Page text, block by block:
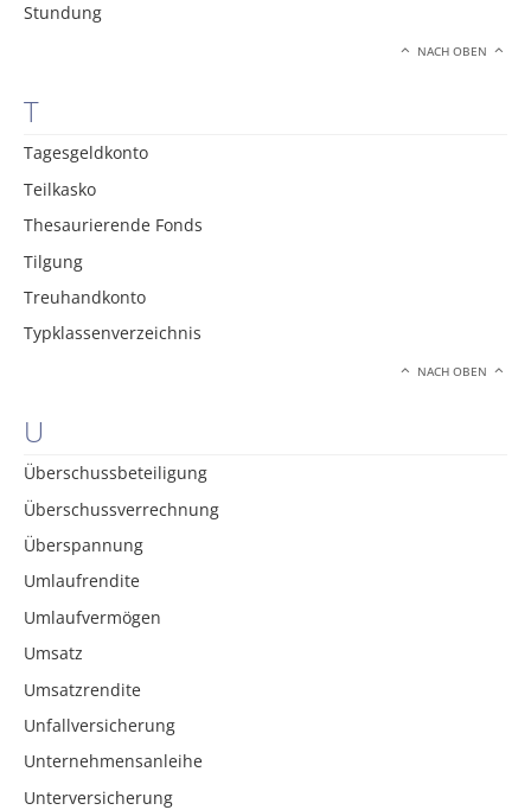
Stundung
NACH OBEN
T
Tagesgeldkonto
Teilkasko
Thesaurierende Fonds
Tilgung
Treuhandkonto
Typklassenverzeichnis
NACH OBEN
U
Überschussbeteiligung
Überschussverrechnung
Überspannung
Umlaufrendite
Umlaufvermögen
Umsatz
Umsatzrendite
Unfallversicherung
Unternehmensanleihe
Unterversicherung